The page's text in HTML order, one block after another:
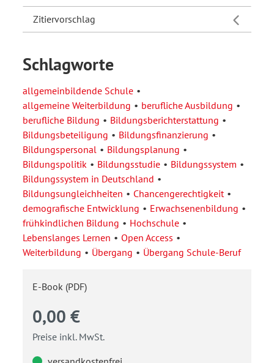
Zitiervorschlag
Schlagworte
allgemeinbildende Schule
allgemeine Weiterbildung
berufliche Ausbildung
berufliche Bildung
Bildungsberichterstattung
Bildungsbeteiligung
Bildungsfinanzierung
Bildungspersonal
Bildungsplanung
Bildungspolitik
Bildungsstudie
Bildungssystem
Bildungssystem in Deutschland
Bildungsungleichheiten
Chancengerechtigkeit
demografische Entwicklung
Erwachsenenbildung
frühkindlichen Bildung
Hochschule
Lebenslanges Lernen
Open Access
Weiterbildung
Übergang Übergang Schule-Beruf
E-Book (PDF)
0,00 €
Preise inkl. MwSt.